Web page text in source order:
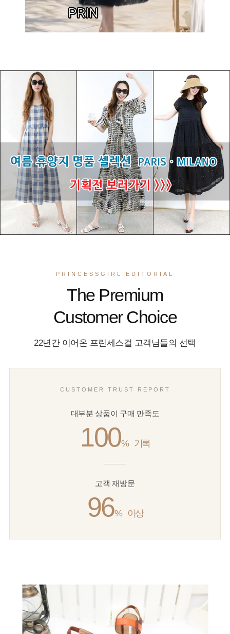
PRINCESSGIRL EDITORIAL
The Premium
Customer Choice
22년간 이어온 프린세스걸 고객님들의 선택
CUSTOMER TRUST REPORT
대부분 상품이 구매 만족도
100% 기록
고객 재방문
96% 이상